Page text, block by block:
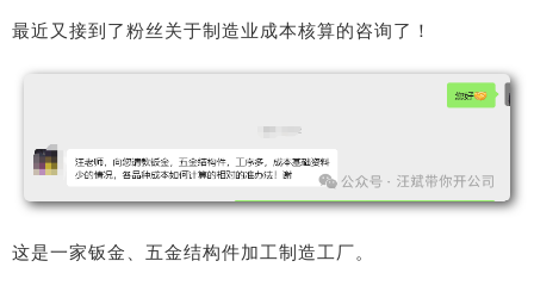
最近又接到了粉丝关于制造业成本核算的咨询了！
这是一家钣金、五金结构件加工制造工厂。